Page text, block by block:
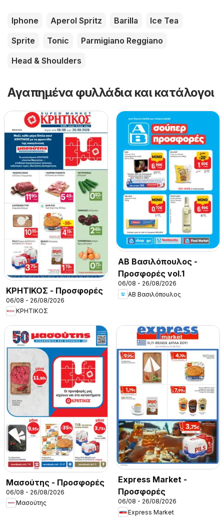
Iphone Aperol Spritz Barilla
Ice Tea
Sprite
Tonic
Parmigiano Reggiano
Head & Shoulders
Αγαπημένα φυλλάδια και κατάλογοι
ΚΡΗΤΙΚΟΣ - Προσφορές
06/08 - 26/08/2026
ΚΡΗΤΙΚΟΣ
ΑΒ Βασιλόπουλος -
Προσφορές vol.1
06/08 - 26/08/2026
ΑΒ Βασιλόπουλος
Μασούτης - Προσφορές
06/08 - 26/08/2026
Μασούτης
Express Market -
Προσφορές
06/08 - 26/08/2026
Express Market